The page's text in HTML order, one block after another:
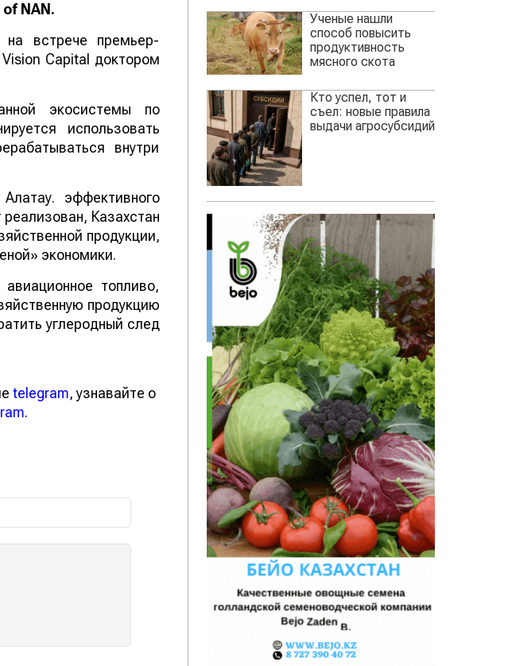
of NAN .
на встрече премьер-
Capital доктором
экосистемы по
использовать
внутри
эффективного
Казахстан
продукции,
экономики.
топливо,
продукцию
углеродный след
telegram, узнавайте о
.
Ученые нашли
способ повысить
продуктивность
мясного скота
Кто успел, тот и
съел: новые правила
выдачи агросубсидий